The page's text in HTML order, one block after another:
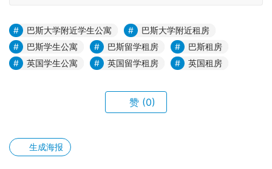
巴斯大学附近学生公寓
巴斯大学附近租房
巴斯学生公寓
巴斯留学租房
巴斯租房
英国学生公寓
英国留学租房 英国租房
赞 (0)
生成海报